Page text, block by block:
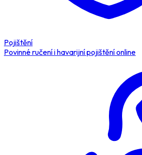
Pojištění
Povinné ručení i havarijní pojištění online